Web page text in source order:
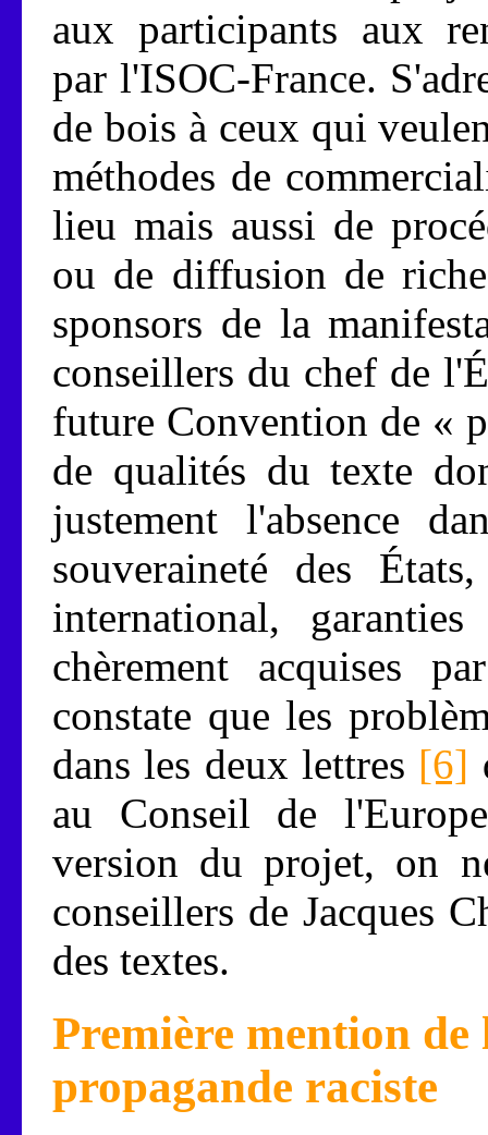
aux participants aux
par l'ISOC-France.
de bois à ceux qui
méthodes de
lieu mais aussi de
ou de diffusion de
sponsors de la
conseillers du chef de
future Convention de «
de qualités du texte
justement l'absence
souveraineté des
international,
chèrement acquises
constate que les
dans les deux lettres [6]
au Conseil de
version du projet, on
conseillers de Jacques
des textes.
Première mention
propagande raciste